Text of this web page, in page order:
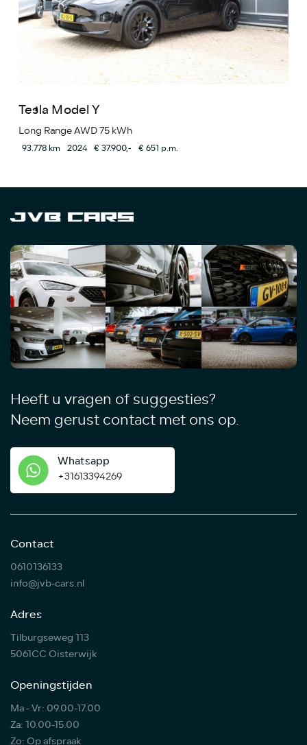
Tesla Model Y
Long Range AWD 75 kWh
93.778 km 2024 € 37.900,- € 651 p.m.
Heeft u vragen of suggesties?
Neem gerust contact met ons op.
Whatsapp
+31613394269
Contact
0610136133
info@jvb-cars.nl
Adres
Tilburgseweg 113
5061CC Oisterwijk
Openingstijden
Ma - Vr: 09.00-17.00
Za: 10.00-15.00
Zo: Op afspraak